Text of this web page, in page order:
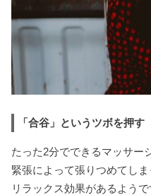
「合谷」というツボを押す
たった2分でできるマッサー
緊張によって張りつめてし
リラックス効果があるようで